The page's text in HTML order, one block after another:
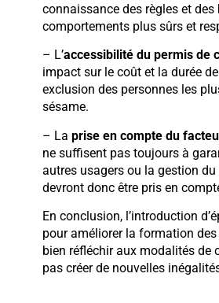
connaissance des règles et
comportements plus sûrs et
– L’accessibilité du permis de
impact sur le coût et la durée
exclusion des personnes les
sésame.
– La prise en compte du
ne suffisent pas toujours à
autres usagers ou la gestion
devront donc être pris en
En conclusion, l’introduction
pour améliorer la formation
bien réfléchir aux modalités de
pas créer de nouvelles